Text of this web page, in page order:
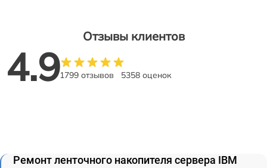
Отзывы клиентов
4.91799 отзывов 5358 оценок
Ремонт ленточного накопителя сервера IBM